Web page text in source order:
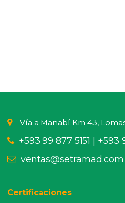
Vía a Manabí Km 43,
+593 99 877 5151 | +593
ventas@setramad.com
Certificaciones